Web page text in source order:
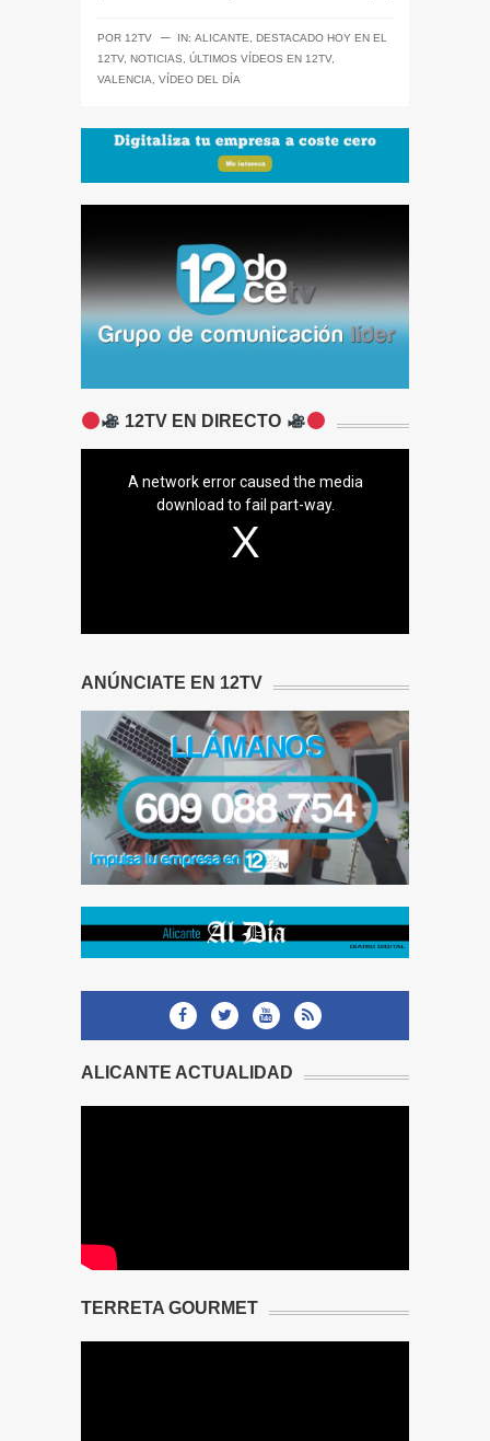
POR 12TV ─ IN: ALICANTE
DESTACADO HOY EN EL
12TV, NOTICIAS ÚLTIMOS VÍDEOS EN 12TV,
VALENCIA
VÍDEO DEL DÍA
12TV EN DIRECTO
A network error caused the media
download to fail part-way.
ANÚNCIATE EN 12TV
ALICANTE ACTUALIDAD
TERRETA GOURMET